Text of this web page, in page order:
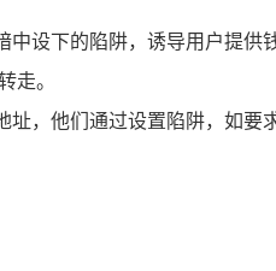
设下的陷阱，诱导用户提供
走。
，他们通过设置陷阱，如要